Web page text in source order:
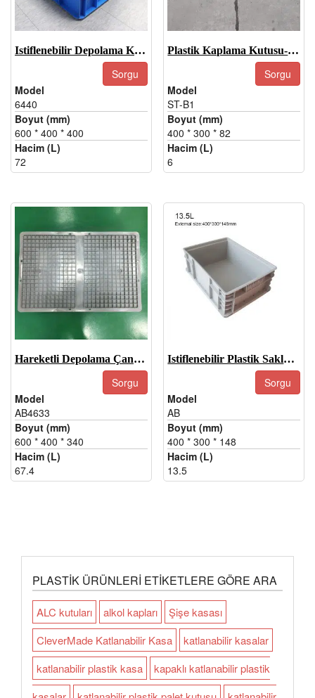
Istiflenebilir Depolama Kasaları-6440
Sorgu
Model
6440
Boyut (mm)
600 * 400 * 400
Hacim (L)
72
Plastik Kaplama Kutusu-ST-B1
Sorgu
Model
ST-B1
Boyut (mm)
400 * 300 * 82
Hacim (L)
6
Hareketli Depolama Çantası-EU4633
Sorgu
Model
AB4633
Boyut (mm)
600 * 400 * 340
Hacim (L)
67.4
Istiflenebilir Plastik Saklama Kapları-EUB
Sorgu
Model
AB
Boyut (mm)
400 * 300 * 148
Hacim (L)
13.5
PLASTIK ÜRÜNLERI ETIKETLERE GÖRE ARA
ALC kutuları alkol kapları
Şişe kasası
CleverMade Katlanabilir Kasa
katlanabilir kasalar
katlanabilir plastik kasa
kapaklı katlanabilir plastik